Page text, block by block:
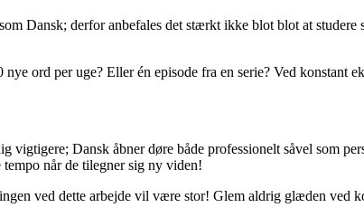
Dansk; derfor anbefales det stærkt ikke blot blot at
ord per uge? Eller én episode fra en serie? Ved konstant
vigtigere; Dansk åbner døre både professionelt såvel som
tempo når de tilegner sig ny viden!
ved dette arbejde vil være stor! Glem aldrig glæden